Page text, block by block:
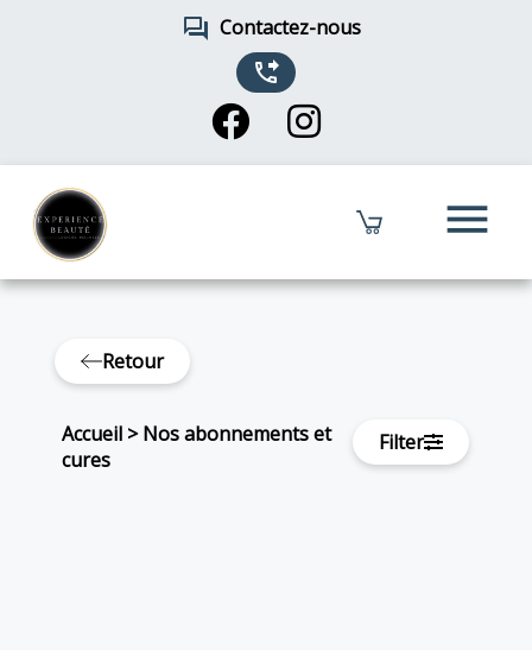
forum Contactez-nous
phone_forwarded
menu
Retour
Accueil >Nos abonnements et
cures
Filter